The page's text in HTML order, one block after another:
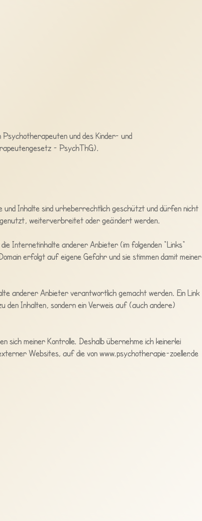
und des Kinder- und
- PsychThG).
und Inhalte sind urheberrechtlich geschützt und dürfen nicht
genutzt, weiterverbreitet oder geändert werden.
Internetinhalte anderer Anbieter (im folgenden "Links"
erfolgt auf eigene Gefahr und sie stimmen damit meiner
anderer Anbieter verantwortlich gemacht werden. Ein Link
den Inhalten, sondern ein Verweis auf (auch andere)
sich meiner Kontrolle. Deshalb übernehme ich keinerlei
Websites, auf die von www.psychotherapie-zoeller.de